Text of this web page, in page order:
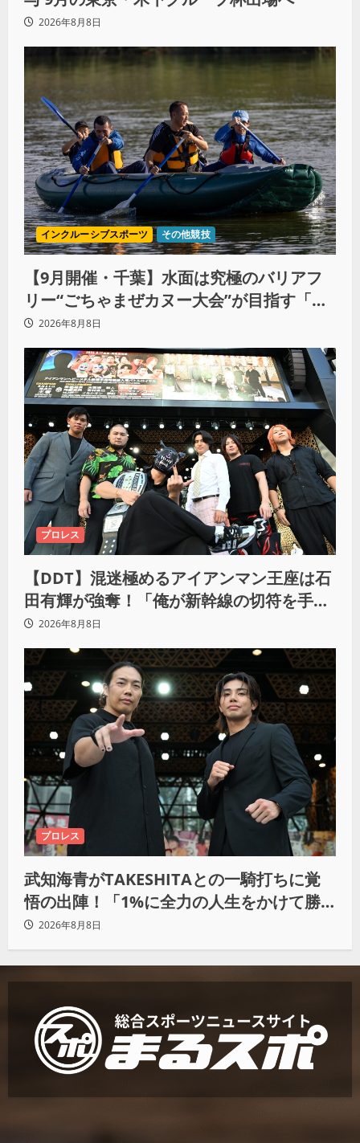
2026年8月8日
インクルーシブスポーツ その他競技
【9月開催・千葉】水面は究極のバリアフ
リー“ごちゃまぜカヌー大会”が目指す「誰
もが主役になれる地域共生社会」
2026年8月8日
プロレス
【DDT】混迷極めるアイアンマン王座は石
田有輝が強奪！「俺が新幹線の切符を手に
入れるからな！逃げ切るぞ」
2026年8月8日
プロレス
武知海青がTAKESHITAとの一騎打ちに覚
悟の出陣！「1%に全力の人生をかけて勝
ちにいきたい」
2026年8月8日